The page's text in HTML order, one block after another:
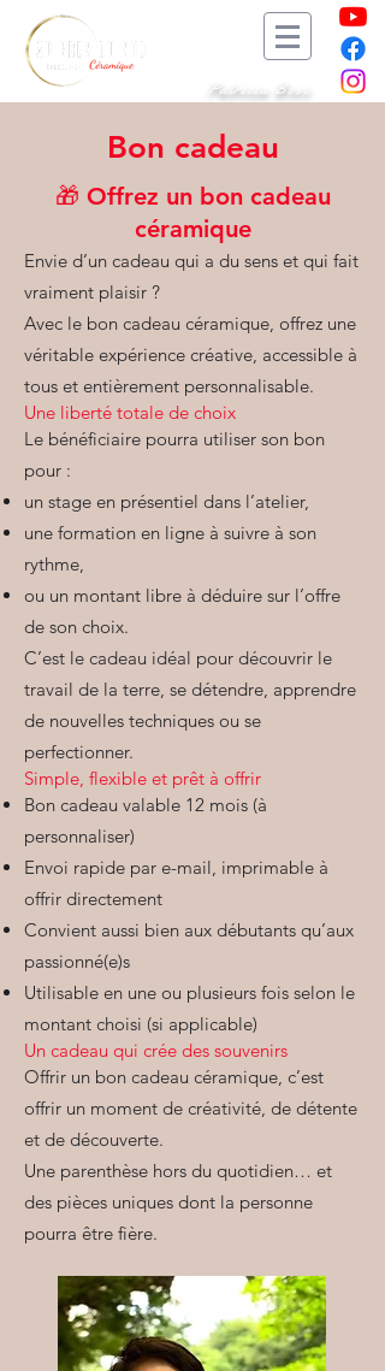
Patricia Bosc
Bon cadeau
🎁 Offrez un bon cadeau
céramique
Envie d’un cadeau qui a du sens et qui fait
vraiment plaisir ?
Avec le bon cadeau céramique, offrez une
véritable expérience créative, accessible à
tous et entièrement personnalisable.
Une liberté totale de choix
Le bénéficiaire pourra utiliser son bon
pour :
un stage en présentiel dans l’atelier,
une formation en ligne à suivre à son
rythme,
ou un montant libre à déduire sur l’offre
de son choix.
C’est le cadeau idéal pour découvrir le
travail de la terre, se détendre, apprendre
de nouvelles techniques ou se
perfectionner.
Simple, flexible et prêt à offrir
Bon cadeau valable 12 mois (à
personnaliser)
Envoi rapide par e-mail, imprimable à
offrir directement
Convient aussi bien aux débutants qu’aux
passionné(e)s
Utilisable en une ou plusieurs fois selon le
montant choisi (si applicable)
Un cadeau qui crée des souvenirs
Offrir un bon cadeau céramique, c’est
offrir un moment de créativité, de détente
et de découverte.
Une parenthèse hors du quotidien… et
des pièces uniques dont la personne
pourra être fière.